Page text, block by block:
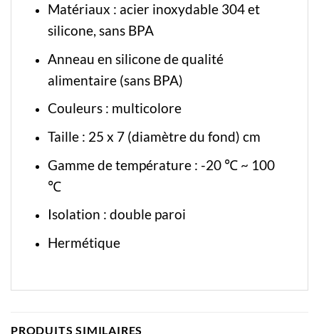
Matériaux : acier inoxydable 304 et
silicone, sans BPA
Anneau en silicone de qualité
alimentaire (sans BPA)
Couleurs : multicolore
Taille : 25 x 7 (diamètre du fond) cm
Gamme de température : -20 ℃ ~ 100
℃
Isolation : double paroi
Hermétique
PRODUITS SIMILAIRES